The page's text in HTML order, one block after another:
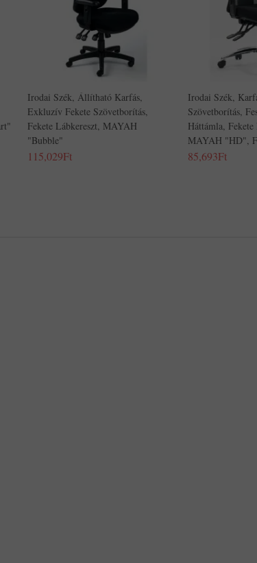
Irodai Szék, Állítható Karfás,
Exkluzív Fekete Szövetborítás,
Fekete Lábkereszt, MAYAH
"Bubble"
115,029Ft
Irodai Szék,
Szövetborítás,
Háttámla, Fekete
MAYAH "HD",
85,693Ft